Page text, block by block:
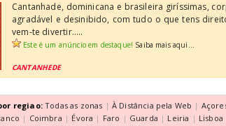
Cantanhade, dominicana e brasileira giríssimas,
agradável e desinibido, com tudo o que tens
vem-te divertir.....
Este é um anúncio em destaque! Saiba mais aqui...
CANTANHEDE
regiao: Todas as zonas | À Distância pela Web |
| Coimbra | Évora | Faro | Guarda | Leiria | Lisboa